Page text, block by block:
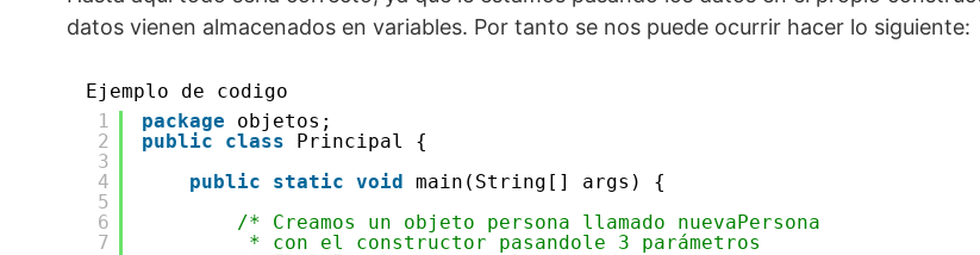
datos vienen almacenados en variables. Por tanto se nos puede ocurrir hacer lo siguiente:
Ejemplo de codigo
1
2
3
4
5
6
7
package
objetos;
public
class
Principal {
public
static void main(String[] args) {
/* Creamos un objeto persona llamado nuevaPersona
* con el constructor pasandole 3 parámetros